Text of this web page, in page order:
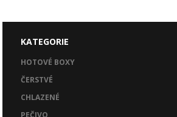
KATEGORIE
HOTOVÉ BOXY
ČERSTVÉ
CHLAZENÉ
PEČIVO